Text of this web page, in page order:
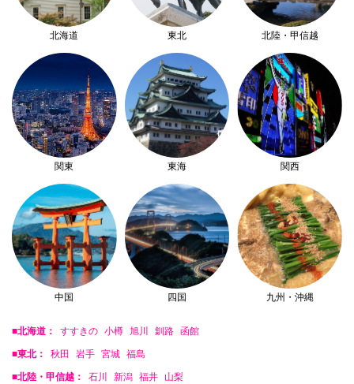
北海道 東北 北陸・甲信越
関東 東海 関西
中国 四国 九州・沖縄
■北海道： すすきの 小樽 旭川 釧路 函館
■東北： 秋田 岩手 宮城 福島
■北陸・甲信越： 石川 新潟 福井 山梨